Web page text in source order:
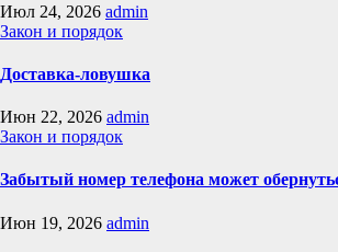
Июл 24, 2026 admin
Закон и порядок
Доставка-ловушка
Июн 22, 2026 admin
Закон и порядок
Забытый номер телефона может
Июн 19, 2026 admin